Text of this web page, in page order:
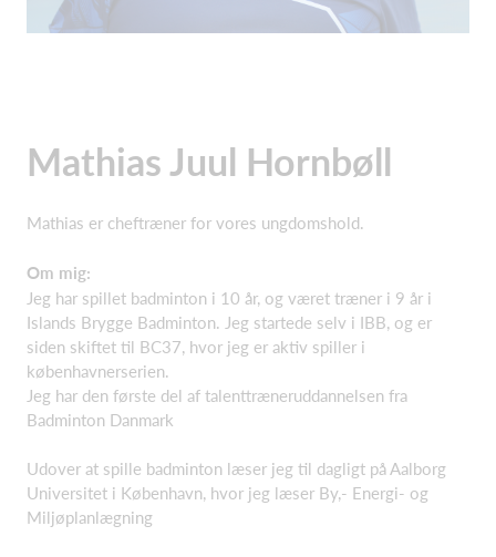
Mathias Juul Hornbøll
Mathias er cheftræner for vores ungdomshold.
Om mig:
Jeg har spillet badminton i 10 år, og været træner i 9 år i
Islands Brygge Badminton. Jeg startede selv i IBB, og er
siden skiftet til BC37, hvor jeg er aktiv spiller i
københavnerserien.
Jeg har den første del af talenttræneruddannelsen fra
Badminton Danmark
Udover at spille badminton læser jeg til dagligt på Aalborg
Universitet i København, hvor jeg læser By,- Energi- og
Miljøplanlægning